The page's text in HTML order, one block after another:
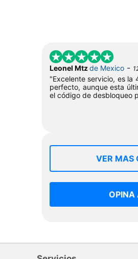
Leonel Mtzde Mexico -
"Excelente servicio, es
perfecto, aunque esta
el código de desbloqueo
VER MAS
OPINA